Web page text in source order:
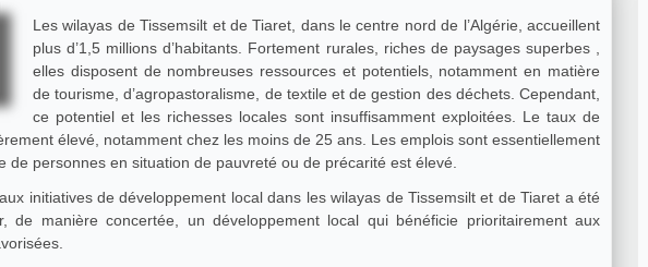
Les wilayas de Tissemsilt et de Tiaret, dans le centre nord de l’Algérie, accueillent
plus d’1,5 millions d’habitants. Fortement rurales, riches de paysages superbes ,
elles disposent de nombreuses ressources et potentiels, notamment en matière
de tourisme, d’agropastoralisme, de textile et de gestion des déchets. Cependant,
ce potentiel et les richesses locales sont insuffisamment exploitées. Le taux de
élevé, notamment chez les moins de 25 ans. Les emplois sont essentiellement
de personnes en situation de pauvreté ou de précarité est élevé.
initiatives de développement local dans les wilayas de Tissemsilt et de Tiaret a été
de manière concertée, un développement local qui bénéficie prioritairement aux